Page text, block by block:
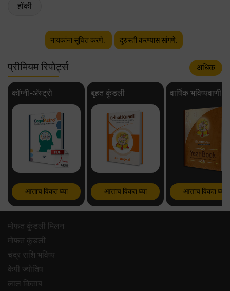
हॉकी
नायकांना सूचित करणे. दुरुस्ती करण्यास सांगणे.
प्रीमियम रिपोर्ट्स अधिक
कॉग्नी-अ‍ॅस्ट्रो
आत्ताच विकत घ्या
बृहत कुंडली
आत्ताच विकत घ्या
वार्षिक भविष्यवाणी
आत्ताच विकत घ्या
मोफत कुंडली मिलन
मोफत कुंडली
चंद्र राशि भविष्य
केपी ज्योतिष
लाल किताब